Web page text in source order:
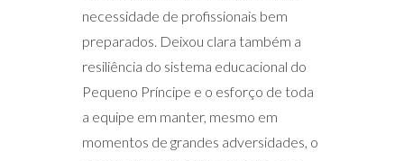
necessidade de profissionais bem
preparados. Deixou clara também a
resiliência do sistema educacional do
Pequeno Príncipe e o esforço de toda
a equipe em manter, mesmo em
momentos de grandes adversidades, o